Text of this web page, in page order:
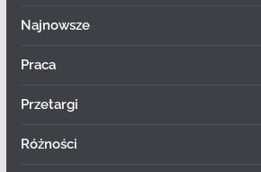
Najnowsze
Praca
Przetargi
Różności